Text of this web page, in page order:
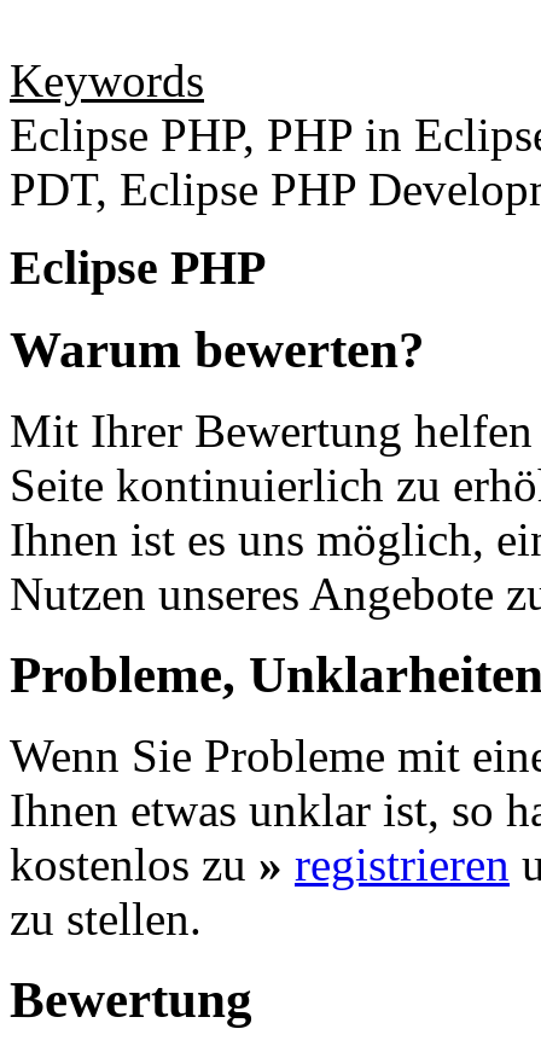
Keywords
Eclipse PHP, PHP in
PDT, Eclipse PHP
Eclipse PHP
Warum bewerten?
Mit Ihrer Bewertung helfen
Seite kontinuierlich zu
Ihnen ist es uns möglich,
Nutzen unseres Angebote
Probleme,
Wenn Sie Probleme mit
Ihnen etwas unklar ist, so
kostenlos zu » registrieren
zu stellen.
Bewertung